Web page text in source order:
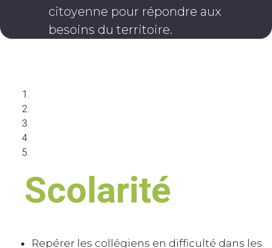
citoyenne pour répondre aux
besoins du territoire.
Scolarité
Repérer les collégiens en difficulté dans les